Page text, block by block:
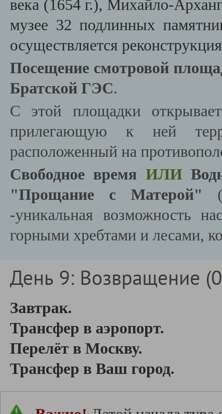
века (1654 г.), Михайло-
музее 32 подлинных
осуществляется
Посещение смотровой
Братской ГЭС.
С этой площадки
прилегающую к ней
расположенный на
Свободное время ИЛИ
"Прощание с Матерой"
-уникальная возможность
горными хребтами и лесами,
День 9: Возвращение
Завтрак.
Трансфер в аэропорт.
Перелёт в Москву.
Трансфер в Ваш город.